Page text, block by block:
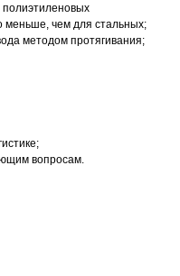
полиэтиленовых
меньше, чем для стальных;
методом протягивания;
вопросам.